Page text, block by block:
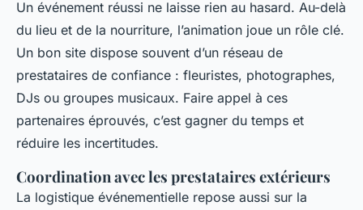
Un événement réussi ne laisse rien au hasard. Au-delà
du lieu et de la nourriture, l’animation joue un rôle clé.
Un bon site dispose souvent d’un réseau de
prestataires de confiance : fleuristes, photographes,
DJs ou groupes musicaux. Faire appel à ces
partenaires éprouvés, c’est gagner du temps et
réduire les incertitudes.
Coordination avec les prestataires extérieurs
La logistique événementielle repose aussi sur la